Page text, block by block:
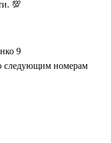
💯
9
следующим номерам
39